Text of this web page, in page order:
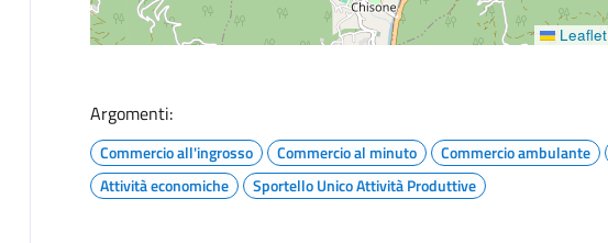
Leaflet
Argomenti:
Commercio all'ingrosso Commercio al minuto Commercio ambulante
Attività economiche
Sportello Unico Attività Produttive